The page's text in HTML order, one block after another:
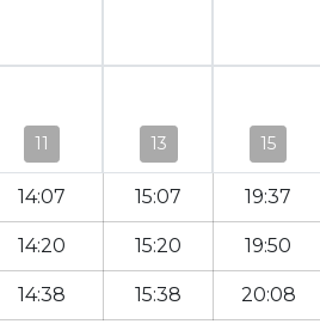
11 13 15
14:07 15:07 19:37
14:20 15:20 19:50
14:38 15:38 20:08